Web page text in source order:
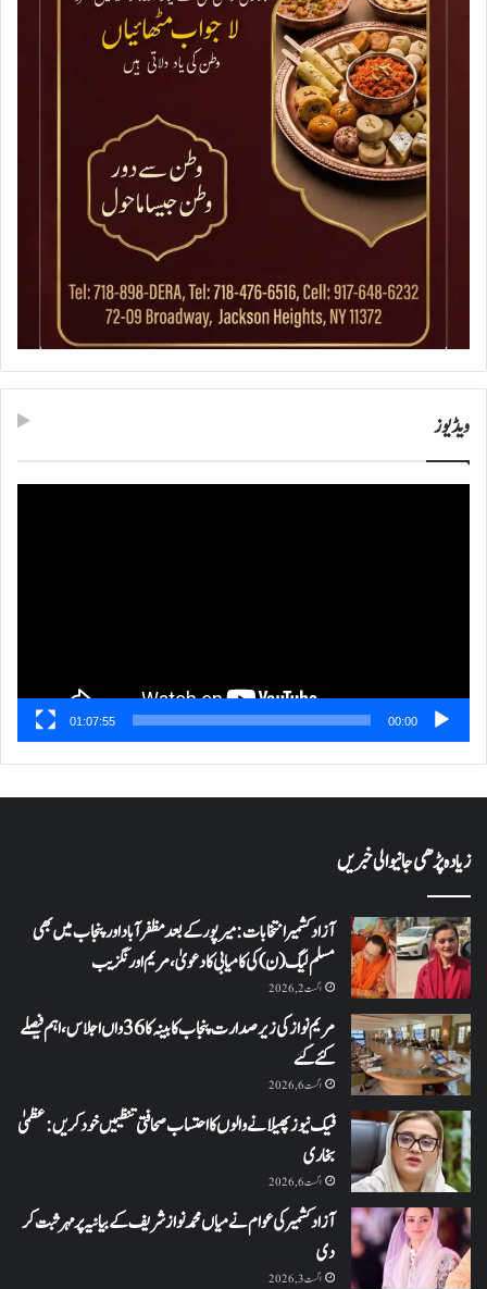
ویڈیوز
00:00
01:07:55
زیادہ پڑھی جانیوالی خبریں
آزاد کشمیر انتخابات: میرپور کے بعد مظفرآباد اور پنجاب میں بھی
مسلم لیگ (ن) کی کامیابی کا دعویٰ، مریم اورنگزیب
اگست 2, 2026
مریم نواز کی زیر صدارت پنجاب کابینہ کا 36واں اجلاس،اہم فیصلے
کئے گئے
اگست 6, 2026
فیک نیوز پھیلانے والوں کا احتساب صحافتی تنظیمیں خود کریں: عظمیٰ
بخاری
اگست 6, 2026
آزاد کشمیر کی عوام نے میاں محمد نواز شریف کے بیانیہ پر مہر ثبت کر
دی
اگست 3, 2026